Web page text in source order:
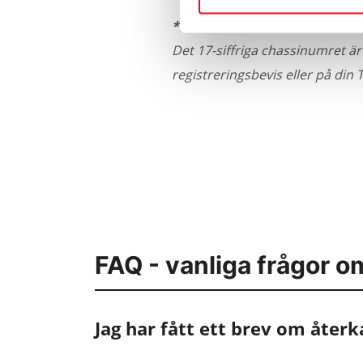
* Var finns bilens VIN-
Det 17-siffriga chassinumret
registreringsbevis eller på din
FAQ - vanliga frågor
Jag har fått ett brev om